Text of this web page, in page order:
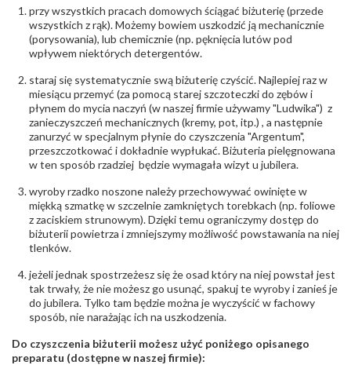
Bezpieczeństwo
- rodzaj
ostrzeżenia:
Nie nadaje się dla dzieci w wieku poniżej 3 lat
, Elementy w wyrobie wykonane z białego złota
zawierają nikiel
przy wszystkich pracach domowych ściągać biżuterię (przede
wszystkich z rąk). Możemy bowiem uszkodzić ją mechanicznie
(porysowania), lub chemicznie (np. pęknięcia lutów pod
wpływem niektórych detergentów.
staraj się systematycznie swą biżuterię czyścić. Najlepiej raz w
miesiącu przemyć (za pomocą starej szczoteczki do zębów i
płynem do mycia naczyń (w naszej firmie używamy "Ludwika") z
zanieczyszczeń mechanicznych (kremy, pot, itp.) , a następnie
zanurzyć w specjalnym płynie do czyszczenia "Argentum",
przeszczotkować i dokładnie wypłukać. Biżuteria pielęgnowana
w ten sposób rzadziej będzie wymagała wizyt u jubilera.
wyroby rzadko noszone należy przechowywać owinięte w
miękką szmatkę w szczelnie zamkniętych torebkach (np. foliowe
z zaciskiem strunowym). Dzięki temu ograniczymy dostęp do
biżuterii powietrza i zmniejszymy możliwość powstawania na niej
tlenków.
jeżeli jednak spostrzeżesz się że osad który na niej powstał jest
tak trwały, że nie możesz go usunąć, spakuj te wyroby i zanieś je
do jubilera. Tylko tam będzie można je wyczyścić w fachowy
sposób, nie narażając ich na uszkodzenia.
Do czyszczenia biżuterii możesz użyć poniżego opisanego
preparatu (dostępne w naszej firmie):